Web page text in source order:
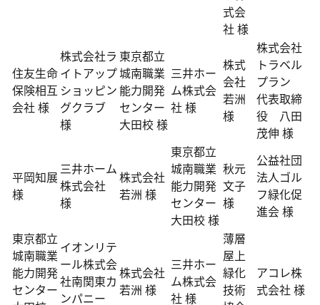
式会
社 様
住友生命
保険相互
会社 様
株式会社ラ
イトアップ
ショッピン
グクラブ
様
東京都立
城南職業
能力開発
センター
大田校 様
三井ホー
ム株式会
社 様
株式
会社
若洲
様
株式会社
トラベル
プラン
代表取締
役 八田
茂伸 様
平岡知展
様
三井ホーム
株式会社
様
株式会社
若洲 様
東京都立
城南職業
能力開発
センター
大田校 様
秋元
文子
様
公益社団
法人ゴル
フ緑化促
進会 様
東京都立
城南職業
能力開発
センター
イオンリテ
ール株式会
社南関東カ
ンパニー
株式会社
若洲 様
三井ホー
ム株式会
社 様
薄層
屋上
緑化
技術
アコレ株
式会社 様